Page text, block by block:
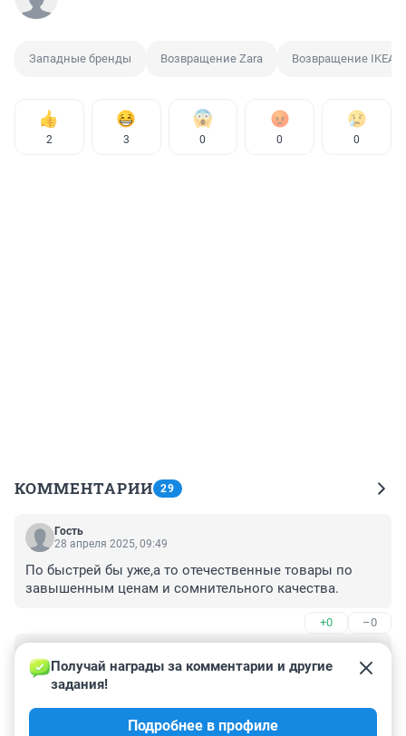
Западные бренды Возвращение Zara Возвращение IKEA
2 3 0 0 0
КОММЕНТАРИИ 29
Гость
28 апреля 2025, 09:49
По быстрей бы уже,а то отечественные товары по
завышенным ценам и сомнительного качества.
+0 –0
28 апреля 2025, 03:43
Что париться придут не приедут мы сами с усами
пусть плохими но своими не для того мы сво начали
чтоб они вернулись
Получай награды за комментарии и другие
задания!
Подробнее в профиле